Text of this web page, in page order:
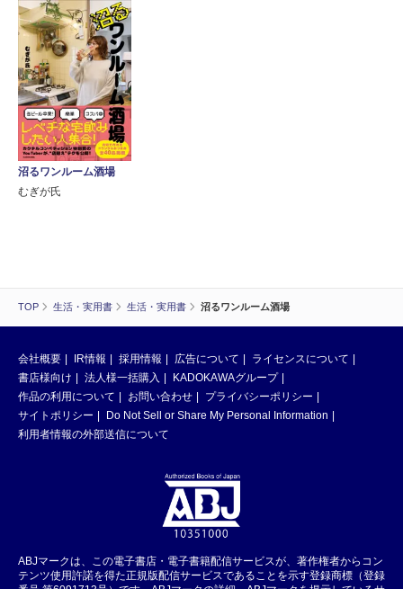
TOP 生活・実用書 生活・実用書 沼るワンルーム酒場
沼るワンルーム酒場
むぎが氏
会社概要 IR情報 採用情報 広告について
ライセンスについて
書店様向け
法人様一括購入
KADOKAWAグループ
作品の利用について
お問い合わせ
プライバシーポリシー
サイトポリシー
Do Not Sell or Share My Personal Information
利用者情報の外部送信について
ABJマークは、この電子書店・電子書籍配信サービスが、著作権者からコン
テンツ使用許諾を得た正規版配信サービスであることを示す登録商標（登録